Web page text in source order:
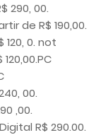
290, 00.
de R$ 190,00.
120, 0. not
00.
,00.
R$ 290.00.